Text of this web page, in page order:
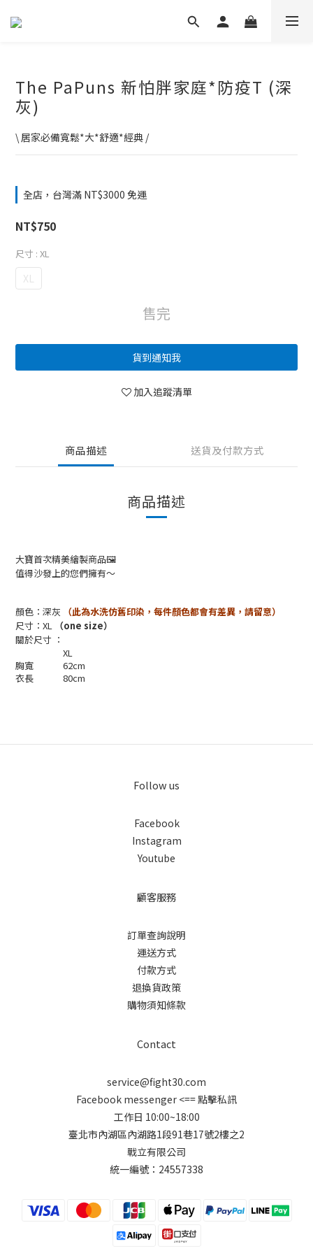
The PaPuns 新怕胖家庭*防疫T (深
灰)
\ 居家必備寬鬆*大*舒適*經典 /
全店，台灣滿 NT$3000 免運
NT$750
尺寸 : XL
XL
售完
貨到通知我
加入追蹤清單
商品描述 送貨及付款方式
商品描述
大寶首次精美繪製商品🖼
值得沙發上的您們擁有～
顏色：深灰 （此為水洗仿舊印染，每件顏色都會有差異，請留意）
尺寸：XL （one size）
關於尺寸 ：
XL
胸寬
62cm
衣長
80cm
Follow us
Facebook
Instagram
Youtube
顧客服務
訂單查詢說明
運送方式
付款方式
退換貨政策
購物須知條款
Contact
service@fight30.com
Facebook messenger <== 點擊私訊
工作日 10:00~18:00
臺北市內湖區內湖路1段91巷17號2樓之2
戰立有限公司
統一編號：24557338